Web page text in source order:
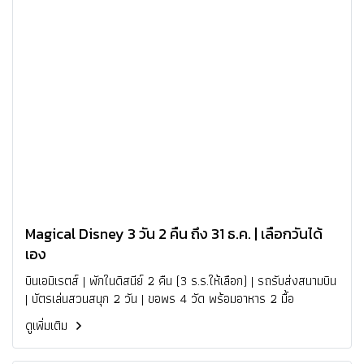
Magical Disney 3 วัน 2 คืน ถึง 31 ธ.ค. | เลือกวันได้
เอง
บินเอมิเรตส์ | พักในดิสนีย์ 2 คืน (3 ร.ร.ให้เลือก) | รถรับส่งสนามบิน
| บัตรเล่นสวนสนุก 2 วัน | ขอพร 4 วัด พร้อมอาหาร 2 มื้อ
ดูเพิ่มเติม